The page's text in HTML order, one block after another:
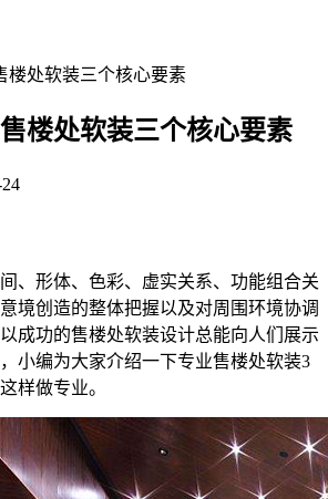
楼处软装三个核心要素
楼处软装三个核心要素
、形体、色彩、虚实关系、功能组合关
境创造的整体把握以及对周围环境协调
成功的售楼处软装设计总能向人们展示
小编为大家介绍一下专业售楼处软装3
样做专业。